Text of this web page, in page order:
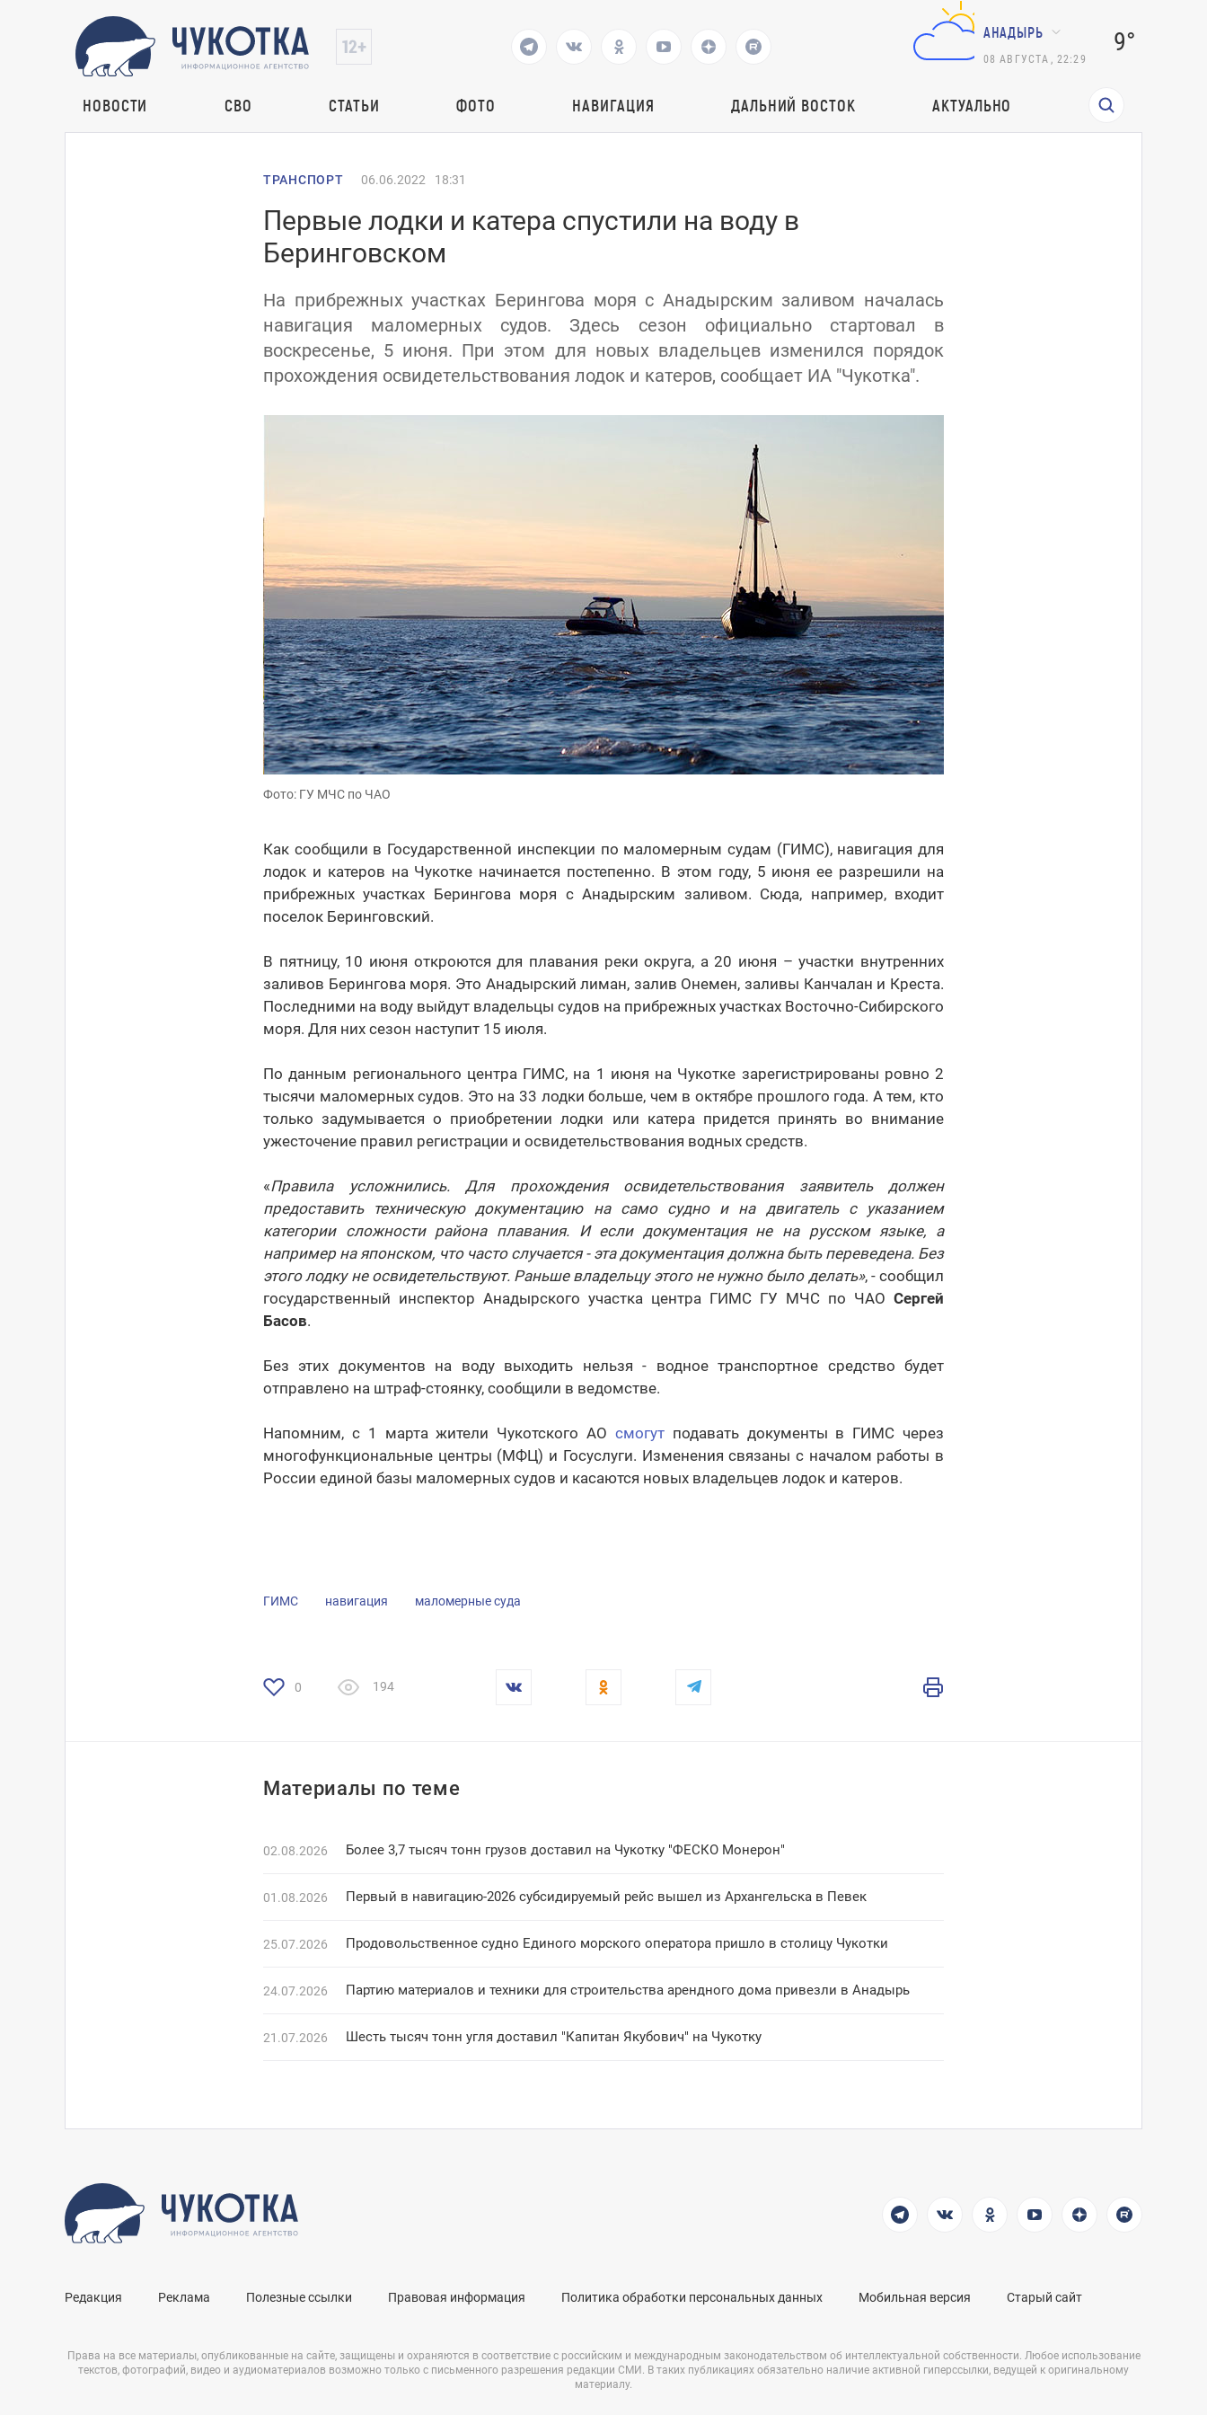
АНАДЫРЬ
08 АВГУСТА 22:29
9°
НОВОСТИ СВО СТАТЬИ ФОТО НАВИГАЦИЯ ДАЛЬНИЙ ВОСТОК АКТУАЛЬНО
ТРАНСПОРТ 06.06.2022 18:31
Первые лодки и катера спустили на воду в
Беринговском
На прибрежных участках Берингова моря с Анадырским заливом началась
навигация маломерных судов. Здесь сезон официально стартовал в
воскресенье, 5 июня. При этом для новых владельцев изменился порядок
прохождения освидетельствования лодок и катеров, сообщает ИА "Чукотка".
Фото: ГУ МЧС по ЧАО
Как сообщили в Государственной инспекции по маломерным судам (ГИМС), навигация для
лодок и катеров на Чукотке начинается постепенно. В этом году, 5 июня ее разрешили на
прибрежных участках Берингова моря с Анадырским заливом. Сюда, например, входит
поселок Беринговский.
В пятницу, 10 июня откроются для плавания реки округа, а 20 июня – участки внутренних
заливов Берингова моря. Это Анадырский лиман, залив Онемен, заливы Канчалан и Креста.
Последними на воду выйдут владельцы судов на прибрежных участках Восточно-Сибирского
моря. Для них сезон наступит 15 июля.
По данным регионального центра ГИМС, на 1 июня на Чукотке зарегистрированы ровно 2
тысячи маломерных судов. Это на 33 лодки больше, чем в октябре прошлого года. А тем, кто
только задумывается о приобретении лодки или катера придется принять во внимание
ужесточение правил регистрации и освидетельствования водных средств.
«Правила усложнились. Для прохождения освидетельствования заявитель должен
предоставить техническую документацию на само судно и на двигатель с указанием
категории сложности района плавания. И если документация не на русском языке, а
например на японском, что часто случается - эта документация должна быть переведена. Без
этого лодку не освидетельствуют. Раньше владельцу этого не нужно было делать», - сообщил
государственный инспектор Анадырского участка центра ГИМС ГУ МЧС по ЧАО Сергей
Басов.
Без этих документов на воду выходить нельзя - водное транспортное средство будет
отправлено на штраф-стоянку, сообщили в ведомстве.
Напомним, с 1 марта жители Чукотского АО смогутподавать документы в ГИМС через
многофункциональные центры (МФЦ) и Госуслуги. Изменения связаны с началом работы в
России единой базы маломерных судов и касаются новых владельцев лодок и катеров.
ГИМС навигация маломерные суда
0 194
Материалы по теме
02.08.2026 Более 3,7 тысяч тонн грузов доставил на Чукотку "ФЕСКО Монерон"
01.08.2026 Первый в навигацию-2026 субсидируемый рейс вышел из Архангельска в Певек
25.07.2026 Продовольственное судно Единого морского оператора пришло в столицу Чукотки
24.07.2026 Партию материалов и техники для строительства арендного дома привезли в Анадырь
21.07.2026 Шесть тысяч тонн угля доставил "Капитан Якубович" на Чукотку
Редакция Реклама Полезные ссылки Правовая информация Политика обработки персональных данных Мобильная версия Старый сайт
Права на все материалы, опубликованные на сайте, защищены и охраняются в соответствие с российским и международным законодательством об интеллектуальной собственности. Любое использование
текстов, фотографий, видео и аудиоматериалов возможно только с письменного разрешения редакции СМИ. В таких публикациях обязательно наличие активной гиперссылки, ведущей к оригинальному
материалу.